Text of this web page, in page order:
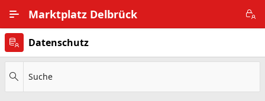
Marktplatz Delbrück
Alle Ortsteile
Impressum
Datenschutz
Suche